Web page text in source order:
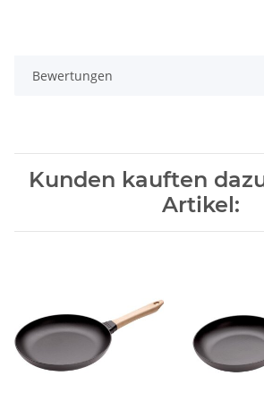
Bewertungen
Kunden kauften
Artikel: